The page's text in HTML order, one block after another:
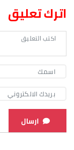
اترك تعليق
ارسال